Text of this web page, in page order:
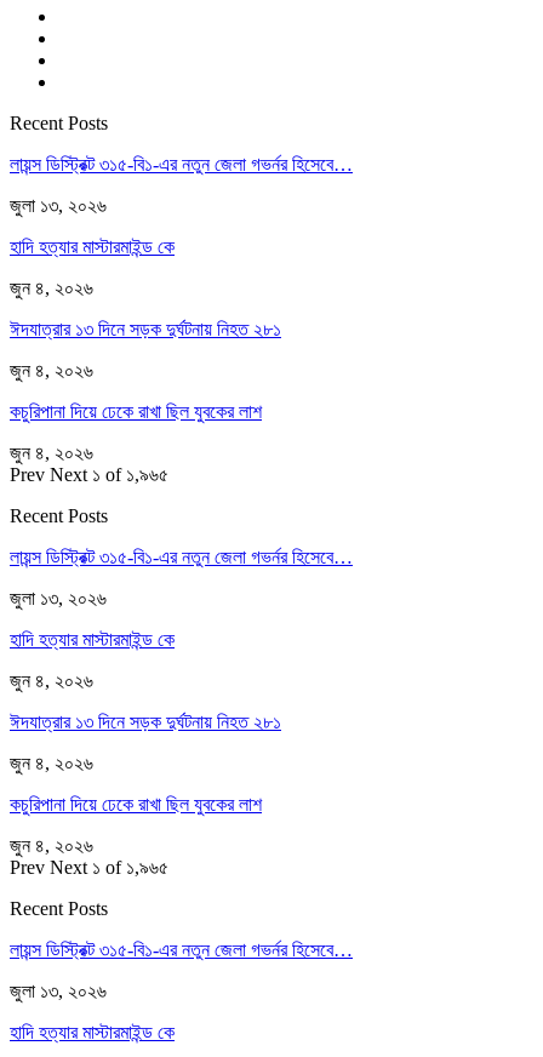
Recent Posts
লায়ন্স ডিস্ট্রিক্ট ৩১৫-বি১-এর নতুন জেলা গভর্নর হিসেবে…
জুলা ১৩, ২০২৬
হাদি হত্যার মাস্টারমাইন্ড কে
জুন ৪, ২০২৬
ঈদযাত্রার ১৩ দিনে সড়ক দুর্ঘটনায় নিহত ২৮১
জুন ৪, ২০২৬
কচুরিপানা দিয়ে ঢেকে রাখা ছিল যুবকের লাশ
জুন ৪, ২০২৬
Prev Next ১ of ১,৯৬৫
Recent Posts
লায়ন্স ডিস্ট্রিক্ট ৩১৫-বি১-এর নতুন জেলা গভর্নর হিসেবে…
জুলা ১৩, ২০২৬
হাদি হত্যার মাস্টারমাইন্ড কে
জুন ৪, ২০২৬
ঈদযাত্রার ১৩ দিনে সড়ক দুর্ঘটনায় নিহত ২৮১
জুন ৪, ২০২৬
কচুরিপানা দিয়ে ঢেকে রাখা ছিল যুবকের লাশ
জুন ৪, ২০২৬
Prev Next ১ of ১,৯৬৫
Recent Posts
লায়ন্স ডিস্ট্রিক্ট ৩১৫-বি১-এর নতুন জেলা গভর্নর হিসেবে…
জুলা ১৩, ২০২৬
হাদি হত্যার মাস্টারমাইন্ড কে